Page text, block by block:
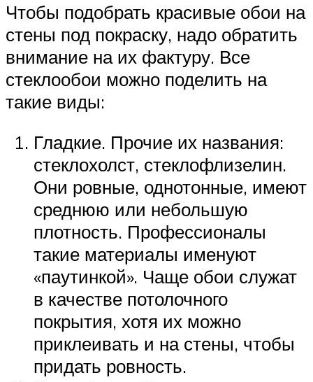
Чтобы подобрать красивые обои на
стены под покраску, надо обратить
внимание на их фактуру. Все
стеклообои можно поделить на
такие виды:
Гладкие. Прочие их названия:
стеклохолст, стеклофлизелин.
Они ровные, однотонные, имеют
среднюю или небольшую
плотность. Профессионалы
такие материалы именуют
«паутинкой». Чаще обои служат
в качестве потолочного
покрытия, хотя их можно
приклеивать и на стены, чтобы
придать ровность.